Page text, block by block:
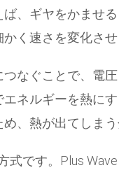
、ギヤをかませ
く速さを変化さ
なぐことで、電
ネルギーを熱に
、熱が出てしま
式です。Plus